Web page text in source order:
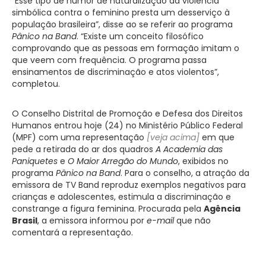
simbólica contra o feminino presta um desserviço à
população brasileira”, disse ao se referir ao programa
Pânico na Band. “Existe um conceito filosófico
comprovando que as pessoas em formação imitam o
que veem com frequência. O programa passa
ensinamentos de discriminação e atos violentos”,
completou.
O Conselho Distrital de Promoção e Defesa dos Direitos
Humanos entrou hoje (24) no Ministério Público Federal
(MPF) com uma representação [veja acima] em que
pede a retirada do ar dos quadros A Academia das
Paniquetes e O Maior Arregão do Mundo, exibidos no
programa Pânico na Band. Para o conselho, a atração da
emissora de TV Band reproduz exemplos negativos para
crianças e adolescentes, estimula a discriminação e
constrange a figura feminina. Procurada pela Agência
Brasil, a emissora informou por e-mailque não
comentará a representação.